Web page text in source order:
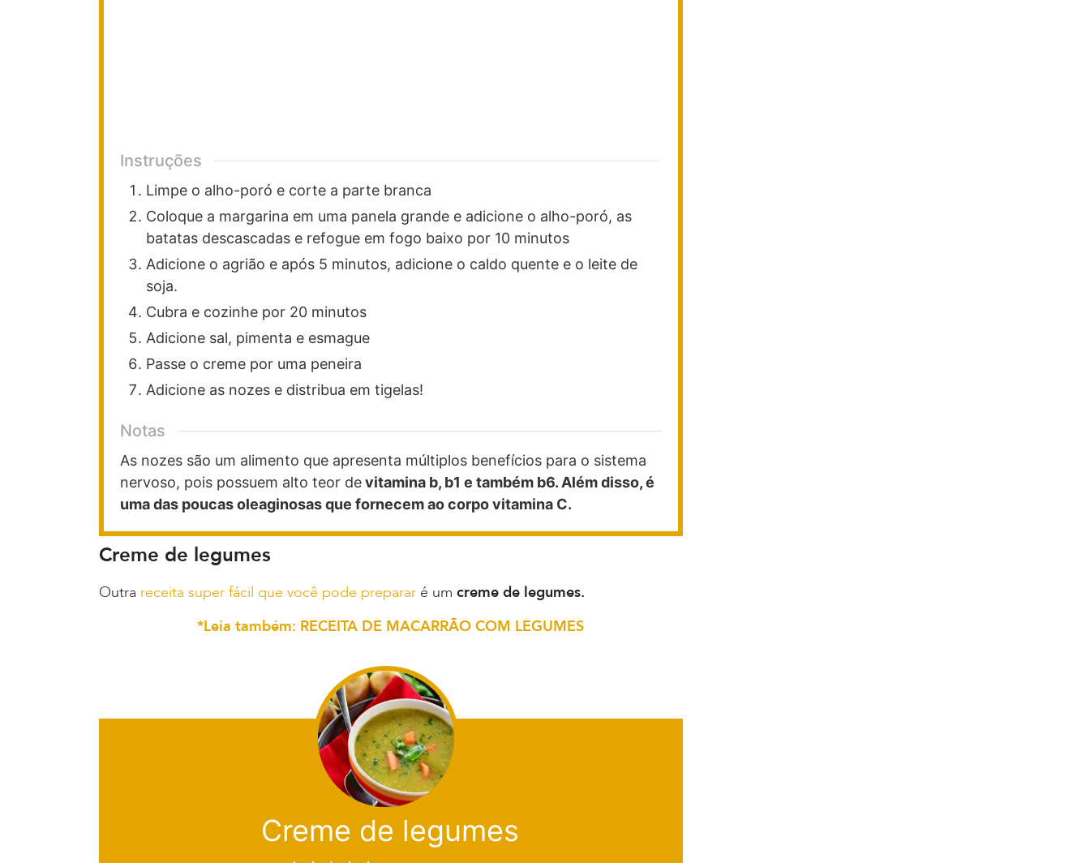
Instruções
Limpe o alho-poró e corte a parte branca
Coloque a margarina em uma panela grande e adicione o alho-poró, as
batatas descascadas e refogue em fogo baixo por 10 minutos
Adicione o agrião e após 5 minutos, adicione o caldo quente e o leite de
soja.
Cubra e cozinhe por 20 minutos
Adicione sal, pimenta e esmague
Passe o creme por uma peneira
Adicione as nozes e distribua em tigelas!
Notas
As nozes são um alimento que apresenta múltiplos benefícios para o sistema
nervoso, pois possuem alto teor devitamina b, b1 e também b6. Além disso, é
uma das poucas oleaginosas que fornecem ao corpo vitamina C.
Creme de legumes
Outra receita super fácil que você pode preparar é um creme de legumes.
*Leia também: RECEITA DE MACARRÃO COM LEGUMES
Creme de legumes